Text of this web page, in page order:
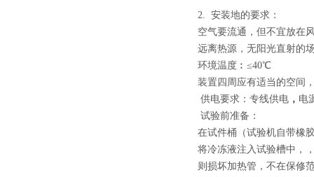
2. 安装地的要求：
空气要流通，但不宜放在
远离热源，无阳光直射的
环境温度︰≤40℃
装置四周应有适当的空间
供电要求：专线供电 ， 电
试验前准备：
在试件桶（试验机自带橡
将冷冻液注入试验槽中，
则损坏加热管，不在保修